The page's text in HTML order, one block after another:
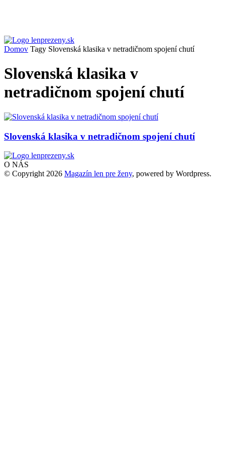
Domov Tagy Slovenská klasika v netradičnom spojení chutí
Slovenská klasika v
netradičnom spojení chutí
Slovenská klasika v netradičnom spojení chutí
O NÁS
© Copyright 2026 Magazín len pre ženy, powered by Wordpress.